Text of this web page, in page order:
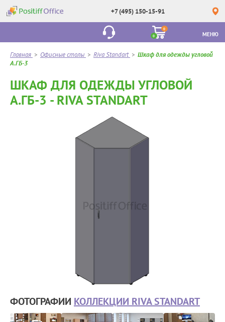
+7 (495) 150-15-91
0
0
МЕНЮ
Главная > Офисные столы > Riva Standart > Шкаф для одежды угловой
А.ГБ-3
ШКАФ ДЛЯ ОДЕЖДЫ УГЛОВОЙ
А.ГБ-3 - RIVA STANDART
ФОТОГРАФИИ КОЛЛЕКЦИИ RIVA STANDART